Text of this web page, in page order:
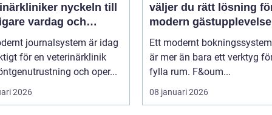
nyckeln till
vardag och
vård
journalsystem är idag
för en veterinärklinik
och oper...
2026
väljer du rätt lösning
modern gästupplevelse
Ett modernt
är mer än bara ett verktyg
fylla rum. F&oum...
08 januari 2026